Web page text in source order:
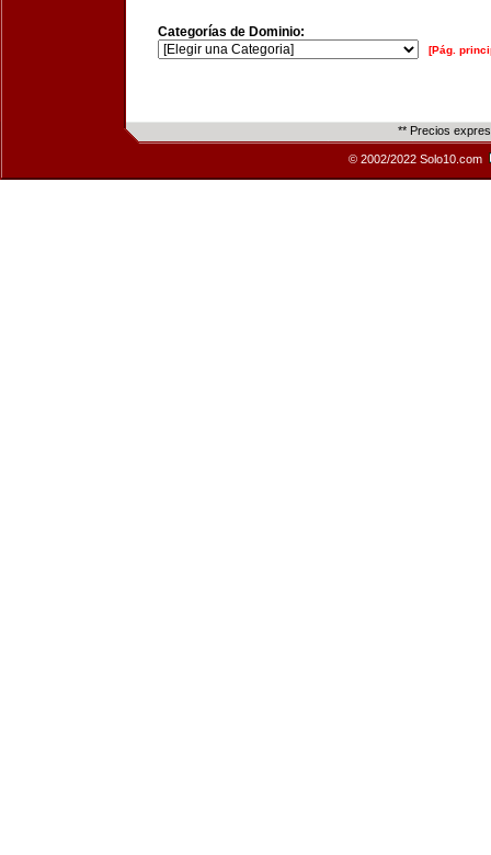
Categorías de Dominio:
[Pág.
** Precios
© 2002/2022 Solo10.com